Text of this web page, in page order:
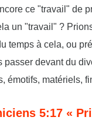
ce "travail" de
un "travail" ?
temps à cela, ou
passer devant du
émotifs, matériels,
5:17 «